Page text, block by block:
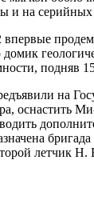
и на
подняв
на
оснастить
летчик